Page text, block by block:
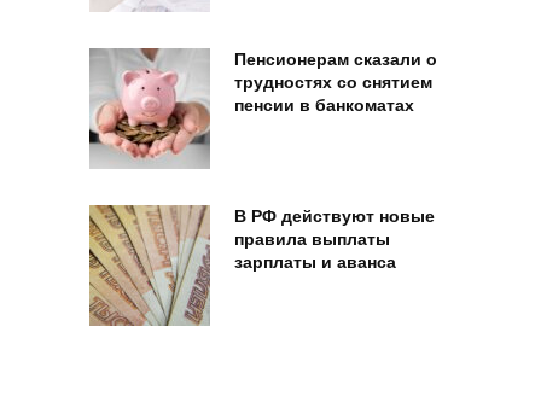
Пенсионерам сказали о
трудностях со снятием
пенсии в банкоматах
В РФ действуют новые
правила выплаты
зарплаты и аванса